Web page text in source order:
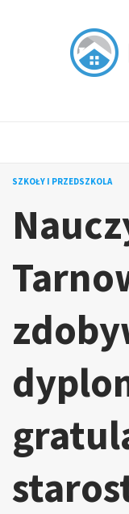
SZKOŁY I PRZEDSZKOLA